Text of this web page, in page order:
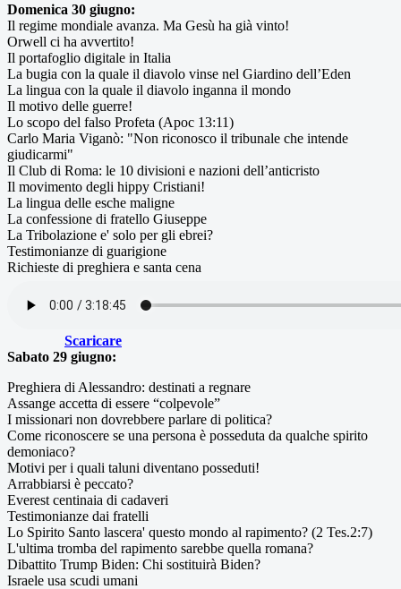
Domenica 30 giugno:
Il regime mondiale avanza. Ma Gesù ha già vinto!
Orwell ci ha avvertito!
Il portafoglio digitale in Italia
La bugia con la quale il diavolo vinse nel Giardino dell’Eden
La lingua con la quale il diavolo inganna il mondo
Il motivo delle guerre!
Lo scopo del falso Profeta (Apoc 13:11)
Carlo Maria Viganò: "Non riconosco il tribunale che intende
giudicarmi"
Il Club di Roma: le 10 divisioni e nazioni dell’anticristo
Il movimento degli hippy Cristiani!
La lingua delle esche maligne
La confessione di fratello Giuseppe
La Tribolazione e' solo per gli ebrei?
Testimonianze di guarigione
Richieste di preghiera e santa cena
Scaricare
Sabato 29 giugno:
Preghiera di Alessandro: destinati a regnare
Assange accetta di essere “colpevole”
I missionari non dovrebbere parlare di politica?
Come riconoscere se una persona è posseduta da qualche spirito
demoniaco?
Motivi per i quali taluni diventano posseduti!
Arrabbiarsi è peccato?
Everest centinaia di cadaveri
Testimonianze dai fratelli
Lo Spirito Santo lascera' questo mondo al rapimento? (2 Tes.2:7)
L'ultima tromba del rapimento sarebbe quella romana?
Dibattito Trump Biden: Chi sostituirà Biden?
Israele usa scudi umani